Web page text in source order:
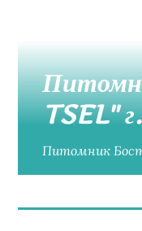
TSEL"
Питомник